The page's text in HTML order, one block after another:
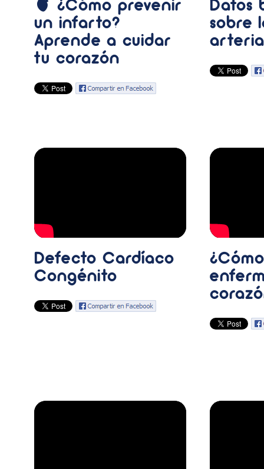
🫀 ¿Cómo prevenir
un infarto?
Aprende a cuidar
tu corazón
Datos
sobre
Defecto Cardíaco
Congénito